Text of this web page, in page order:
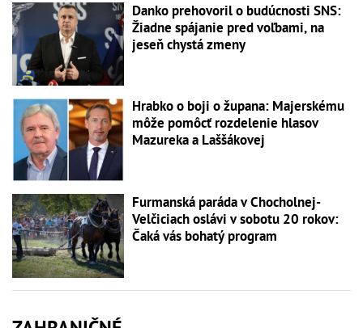
Danko prehovoril o budúcnosti SNS:
Žiadne spájanie pred voľbami, na
jeseň chystá zmeny
Hrabko o boji o župana: Majerskému
môže pomôcť rozdelenie hlasov
Mazureka a Laššákovej
Furmanská paráda v Chocholnej-
Velčiciach oslávi v sobotu 20 rokov:
Čaká vás bohatý program